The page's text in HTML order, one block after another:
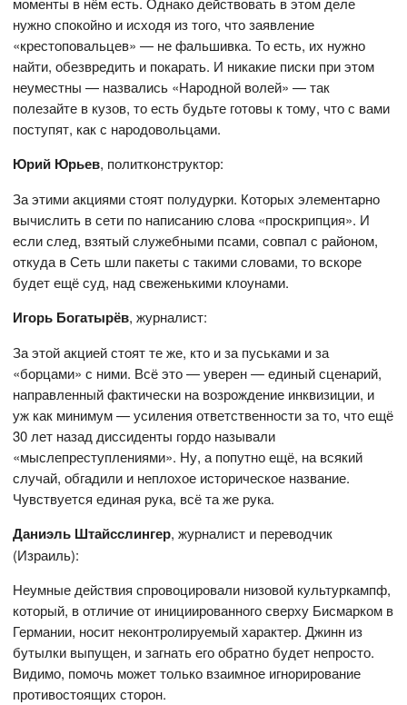
нужно спокойно и исходя из того, что заявление
«крестоповальцев» — не фальшивка. То есть, их нужно
найти, обезвредить и покарать. И никакие писки при этом
неуместны — назвались «Народной волей» — так
полезайте в кузов, то есть будьте готовы к тому, что с вами
поступят, как с народовольцами.
Юрий Юрьев, политконструктор:
За этими акциями стоят полудурки. Которых элементарно
вычислить в сети по написанию слова «проскрипция». И
если след, взятый служебными псами, совпал с районом,
откуда в Сеть шли пакеты с такими словами, то вскоре
будет ещё суд, над свеженькими клоунами.
Игорь Богатырёв, журналист:
За этой акцией стоят те же, кто и за пуськами и за
«борцами» с ними. Всё это — уверен — единый сценарий,
направленный фактически на возрождение инквизиции, и
уж как минимум — усиления ответственности за то, что ещё
30 лет назад диссиденты гордо называли
«мыслепреступлениями». Ну, а попутно ещё, на всякий
случай, обгадили и неплохое историческое название.
Чувствуется единая рука, всё та же рука.
Даниэль Штайсслингер, журналист и переводчик
(Израиль):
Неумные действия спровоцировали низовой культуркампф,
который, в отличие от инициированного сверху Бисмарком в
Германии, носит неконтролируемый характер. Джинн из
бутылки выпущен, и загнать его обратно будет непросто.
Видимо, помочь может только взаимное игнорирование
противостоящих сторон.